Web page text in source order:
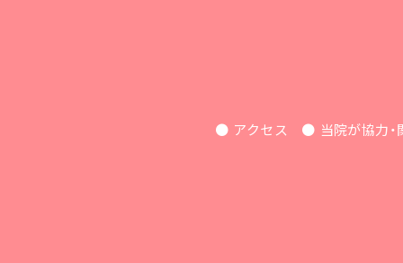
アクセス 当院が協力